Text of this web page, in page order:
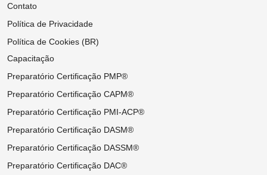
Contato
Política de Privacidade
Política de Cookies (BR)
Capacitação
Preparatório Certificação PMP®
Preparatório Certificação CAPM®
Preparatório Certificação PMI-ACP®
Preparatório Certificação DASM®
Preparatório Certificação DASSM®
Preparatório Certificação DAC®